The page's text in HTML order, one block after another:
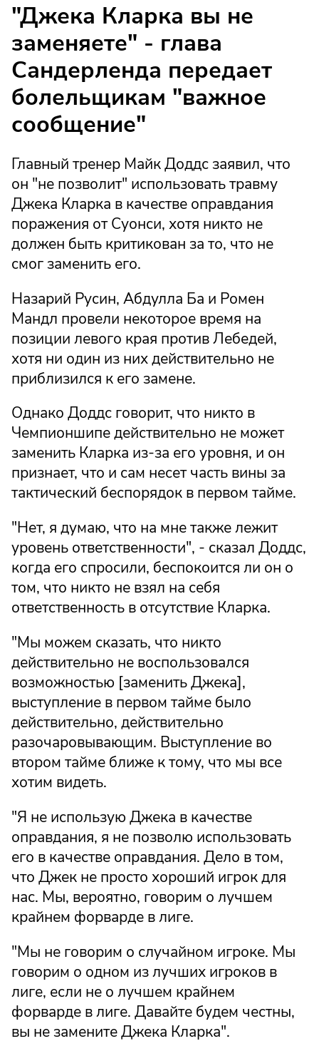
"Джека Кларка вы не
заменяете" - глава
Сандерленда передает
болельщикам "важное
сообщение"
Главный тренер Майк Доддс заявил, что
он "не позволит" использовать травму
Джека Кларка в качестве оправдания
поражения от Суонси, хотя никто не
должен быть критикован за то, что не
смог заменить его.
Назарий Русин, Абдулла Ба и Ромен
Мандл провели некоторое время на
позиции левого края против Лебедей,
хотя ни один из них действительно не
приблизился к его замене.
Однако Доддс говорит, что никто в
Чемпионшипе действительно не может
заменить Кларка из-за его уровня, и он
признает, что и сам несет часть вины за
тактический беспорядок в первом тайме.
"Нет, я думаю, что на мне также лежит
уровень ответственности", - сказал Доддс,
когда его спросили, беспокоится ли он о
том, что никто не взял на себя
ответственность в отсутствие Кларка.
"Мы можем сказать, что никто
действительно не воспользовался
возможностью [заменить Джека],
выступление в первом тайме было
действительно, действительно
разочаровывающим. Выступление во
втором тайме ближе к тому, что мы все
хотим видеть.
"Я не использую Джека в качестве
оправдания, я не позволю использовать
его в качестве оправдания. Дело в том,
что Джек не просто хороший игрок для
нас. Мы, вероятно, говорим о лучшем
крайнем форварде в лиге.
"Мы не говорим о случайном игроке. Мы
говорим о одном из лучших игроков в
лиге, если не о лучшем крайнем
форварде в лиге. Давайте будем честны,
вы не замените Джека Кларка".